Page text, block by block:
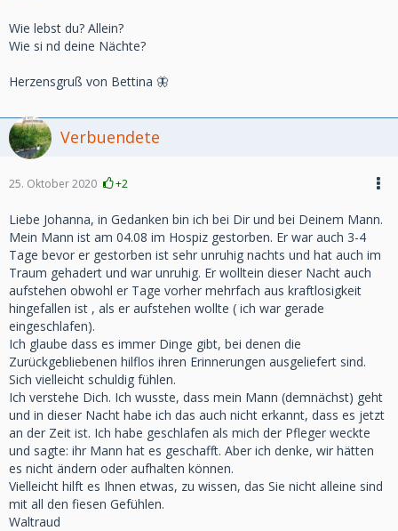
Wie lebst du? Allein?
Wie si nd deine Nächte?
Herzensgruß von Bettina 🦋
Verbuendete
25. Oktober 2020 +2
Liebe Johanna, in Gedanken bin ich bei Dir und bei Deinem Mann.
Mein Mann ist am 04.08 im Hospiz gestorben. Er war auch 3-4
Tage bevor er gestorben ist sehr unruhig nachts und hat auch im
Traum gehadert und war unruhig. Er wolltein dieser Nacht auch
aufstehen obwohl er Tage vorher mehrfach aus kraftlosigkeit
hingefallen ist , als er aufstehen wollte ( ich war gerade
eingeschlafen).
Ich glaube dass es immer Dinge gibt, bei denen die
Zurückgebliebenen hilflos ihren Erinnerungen ausgeliefert sind.
Sich vielleicht schuldig fühlen.
Ich verstehe Dich. Ich wusste, dass mein Mann (demnächst) geht
und in dieser Nacht habe ich das auch nicht erkannt, dass es jetzt
an der Zeit ist. Ich habe geschlafen als mich der Pfleger weckte
und sagte: ihr Mann hat es geschafft. Aber ich denke, wir hätten
es nicht ändern oder aufhalten können.
Vielleicht hilft es Ihnen etwas, zu wissen, das Sie nicht alleine sind
mit all den fiesen Gefühlen.
Waltraud